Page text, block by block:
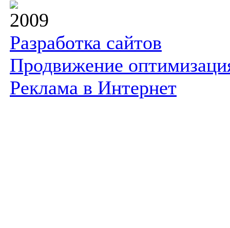
2009
Разработка сайтов
Продвижение
Реклама в Интернет